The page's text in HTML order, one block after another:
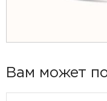
Вам может